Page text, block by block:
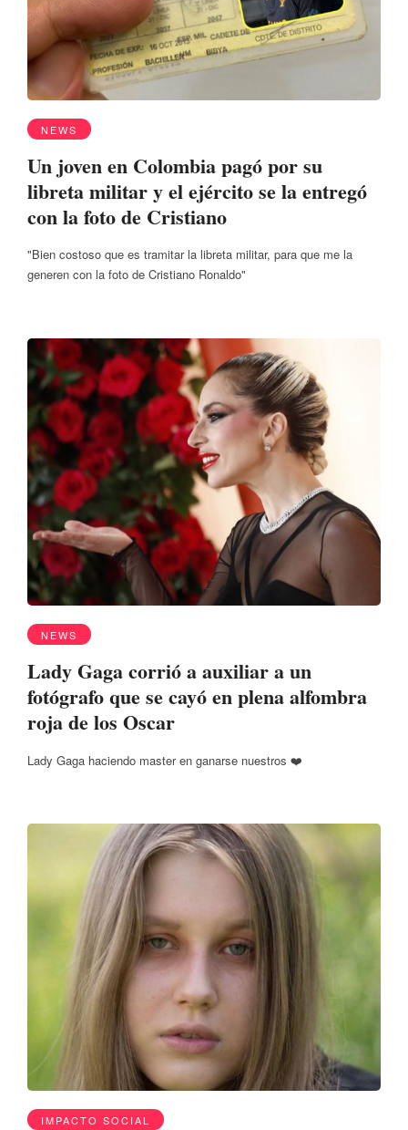
NEWS
Un joven en Colombia pagó por su
libreta militar y el ejército se la entregó
con la foto de Cristiano
"Bien costoso que es tramitar la libreta militar, para que me la
generen con la foto de Cristiano Ronaldo"
NEWS
Lady Gaga corrió a auxiliar a un
fotógrafo que se cayó en plena alfombra
roja de los Oscar
Lady Gaga haciendo master en ganarse nuestros ❤️
IMPACTO SOCIAL